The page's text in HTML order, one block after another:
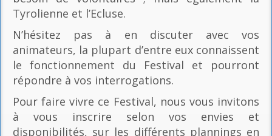
Tyrolienne et l’Ecluse.
N’hésitez pas à en discuter avec vos
animateurs, la plupart d’entre eux connaissent
le fonctionnement du Festival et pourront
répondre à vos interrogations.
Pour faire vivre ce Festival, nous vous invitons
à vous inscrire selon vos envies et
disponibilités, sur les différents plannings en